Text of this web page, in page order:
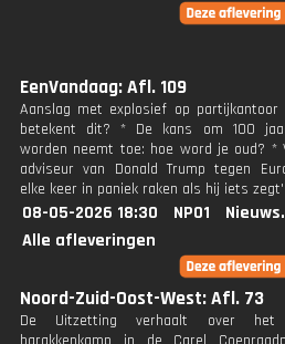
EenVandaag: Afl. 109
Aanslag met explosief op
betekent dit? * De kans om 100
worden neemt toe: hoe word je oud? *
adviseur van Donald Trump tegen
elke keer in paniek raken als hij iets zegt'
08-05-2026 18:30 NPO1
Alle afleveringen
Noord-Zuid-Oost-West: Afl. 73
De Uitzetting verhaalt over het